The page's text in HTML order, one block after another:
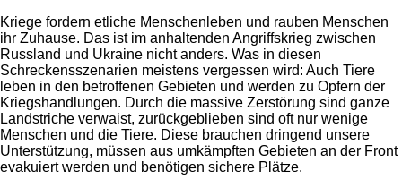
Kriege fordern etliche Menschenleben und rauben Menschen
ihr Zuhause. Das ist im anhaltenden Angriffskrieg zwischen
Russland und Ukraine nicht anders. Was in diesen
Schreckensszenarien meistens vergessen wird: Auch Tiere
leben in den betroffenen Gebieten und werden zu Opfern der
Kriegshandlungen. Durch die massive Zerstörung sind ganze
Landstriche verwaist, zurückgeblieben sind oft nur wenige
Menschen und die Tiere. Diese brauchen dringend unsere
Unterstützung, müssen aus umkämpften Gebieten an der Front
evakuiert werden und benötigen sichere Plätze.